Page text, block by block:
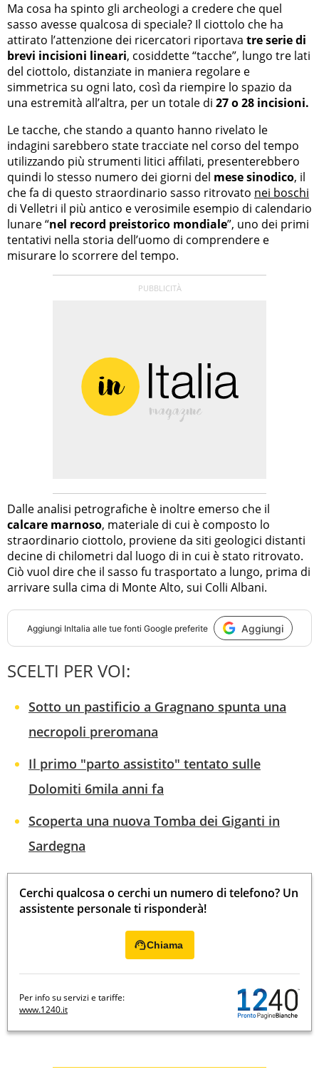
Ma cosa ha spinto gli archeologi a credere che quel
sasso avesse qualcosa di speciale? Il ciottolo che ha
attirato l’attenzione dei ricercatori riportava tre serie di
brevi incisioni lineari, cosiddette “tacche”, lungo tre lati
del ciottolo, distanziate in maniera regolare e
simmetrica su ogni lato, così da riempire lo spazio da
una estremità all’altra, per un totale di 27 o 28 incisioni.
Le tacche, che stando a quanto hanno rivelato le
indagini sarebbero state tracciate nel corso del tempo
utilizzando più strumenti litici affilati, presenterebbero
quindi lo stesso numero dei giorni del mese sinodico, il
che fa di questo straordinario sasso ritrovato nei boschi
di Velletri il più antico e verosimile esempio di calendario
lunare “nel record preistorico mondiale”, uno dei primi
tentativi nella storia dell’uomo di comprendere e
misurare lo scorrere del tempo.
Dalle analisi petrografiche è inoltre emerso che il
calcare marnoso, materiale di cui è composto lo
straordinario ciottolo, proviene da siti geologici distanti
decine di chilometri dal luogo di in cui è stato ritrovato.
Ciò vuol dire che il sasso fu trasportato a lungo, prima di
arrivare sulla cima di Monte Alto, sui Colli Albani.
Aggiungi InItalia alle tue fonti Google preferite Aggiungi
SCELTI PER VOI:
Sotto un pastificio a Gragnano spunta una
necropoli preromana
Il primo "parto assistito" tentato sulle
Dolomiti 6mila anni fa
Scoperta una nuova Tomba dei Giganti in
Sardegna
Cerchi qualcosa o cerchi un numero di telefono? Un
assistente personale ti risponderà!
Chiama
Per info su servizi e tariffe:
www.1240.it